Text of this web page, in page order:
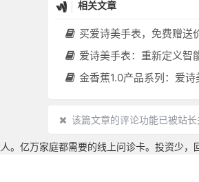
相关文章
买爱诗美手表，免费赠送价值30000元的数智化门店系统一套（
爱诗美手表：重新定义智能健康管理的“医疗级
金香蕉1.0产品系列：爱诗美家医健康分布机，健康一体机，社区服务中心，药店，健康小
该篇文章的评论功能已被站长
。亿万家庭都需要的线上问诊卡。投资少，